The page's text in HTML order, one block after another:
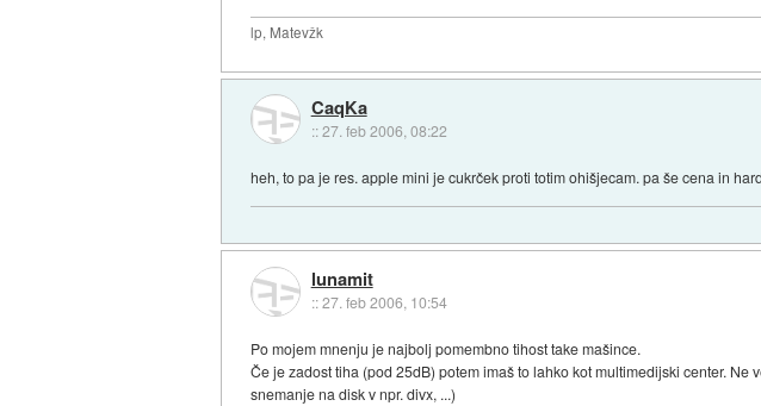
lp, Matevžk
CaqKa
::27. feb 2006, 08:22
heh, to pa je res. apple mini je cukrček proti totim ohišjecam. pa še cena in
lunamit
::27. feb 2006, 10:54
Po mojem mnenju je najbolj pomembno tihost take mašince.
Če je zadost tiha (pod 25dB) potem imaš to lahko kot multimedijski center.
snemanje na disk v npr. divx, ...)